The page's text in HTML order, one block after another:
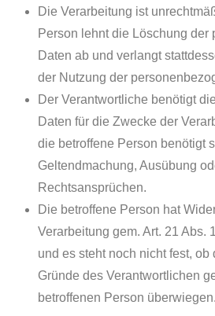
Die Verarbeitung ist
Person lehnt die Löschung der
Daten ab und verlangt
der Nutzung der
Der Verantwortliche benötigt
Daten für die Zwecke der
die betroffene Person benötigt
Geltendmachung, Ausübung
Rechtsansprüchen.
Die betroffene Person hat
Verarbeitung gem. Art. 21 Abs.
und es steht noch nicht fest, ob
Gründe des Verantwortlichen
betroffenen Person überwiegen.